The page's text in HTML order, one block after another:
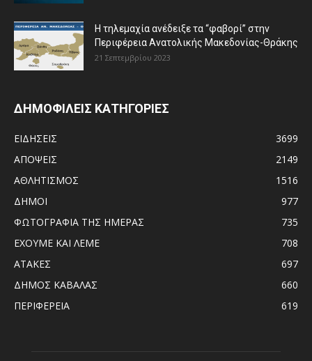
Η τηλεμαχία ανέδειξε τα “φαβορί” στην
Περιφέρεια Ανατολικής Μακεδονίας-Θράκης
21 Σεπτεμβρίου 2023
ΔΗΜΟΦΙΛΕΙΣ ΚΑΤΗΓΟΡΙΕΣ
ΕΙΔΗΣΕΙΣ
3699
ΑΠΟΨΕΙΣ
2149
ΑΘΛΗΤΙΣΜΟΣ
1516
ΔΗΜΟΙ
977
ΦΩΤΟΓΡΑΦΙΑ ΤΗΣ ΗΜΕΡΑΣ
735
ΕΧΟΥΜΕ ΚΑΙ ΛΕΜΕ
708
ΑΤΑΚΕΣ
697
ΔΗΜΟΣ ΚΑΒΑΛΑΣ
660
ΠΕΡΙΦΕΡΕΙΑ
619